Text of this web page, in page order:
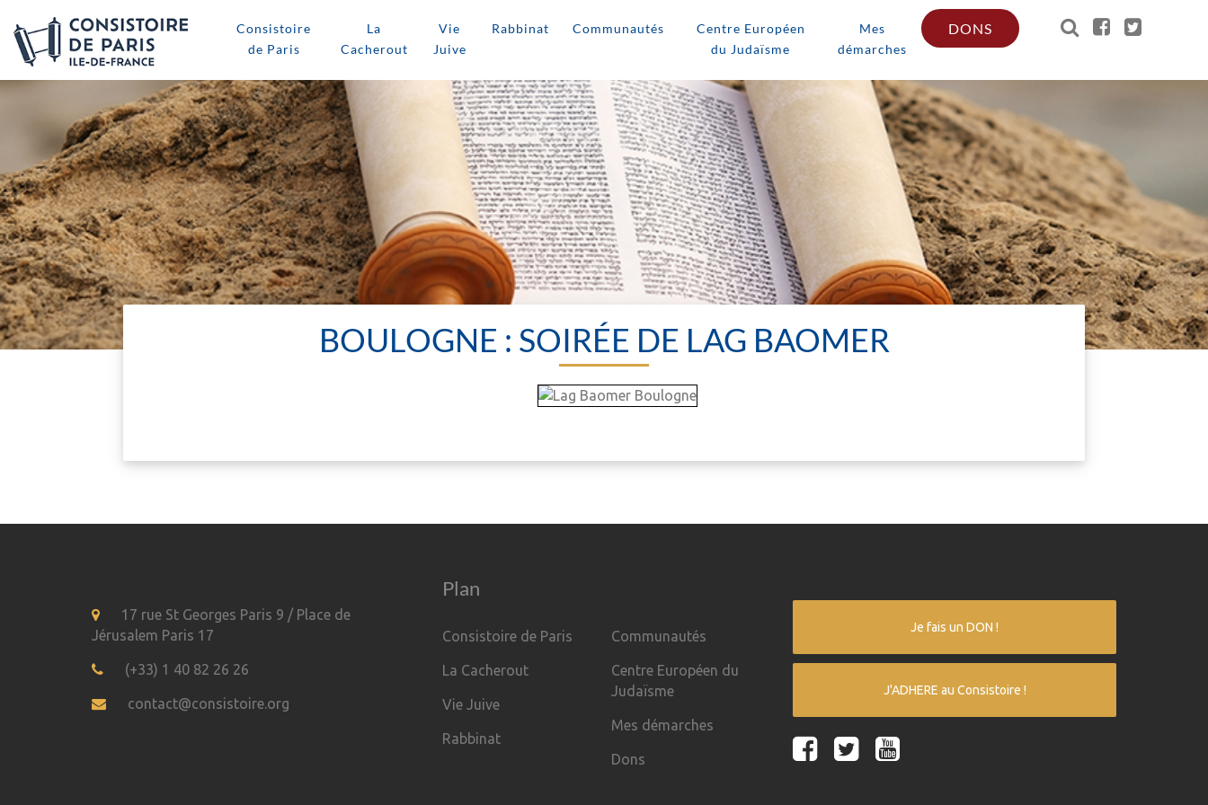
Consistoire
de Paris
La
Cacherout
Vie
Juive
Rabbinat Communautés
Centre Européen
du Judaïsme
Mes
démarches
DONS
BOULOGNE : SOIRÉE DE LAG BAOMER
17 rue St Georges Paris 9 / Place de
Jérusalem Paris 17
(+33) 1 40 82 26 26
contact@consistoire.org
Plan
Consistoire de Paris
La Cacherout
Vie Juive
Rabbinat
Communautés
Centre Européen du
Judaïsme
Mes démarches
Dons
Je fais un DON !
J'ADHERE au Consistoire !